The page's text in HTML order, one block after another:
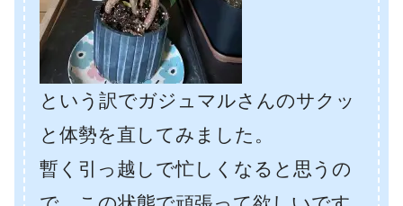
という訳でガジュマルさんのサクッ
と体勢を直してみました。
暫く引っ越しで忙しくなると思うの